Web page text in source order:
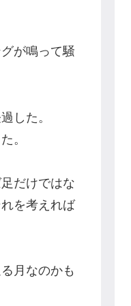
が鳴って騒
した。
た。
だけではな
を考えれば
月なのかも